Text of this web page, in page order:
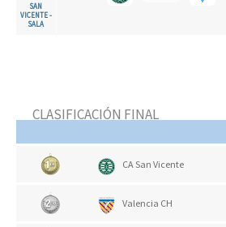
SAN
VICENTE -
SALA
CLASIFICACIÓN FINAL
CA San Vicente
Valencia CH